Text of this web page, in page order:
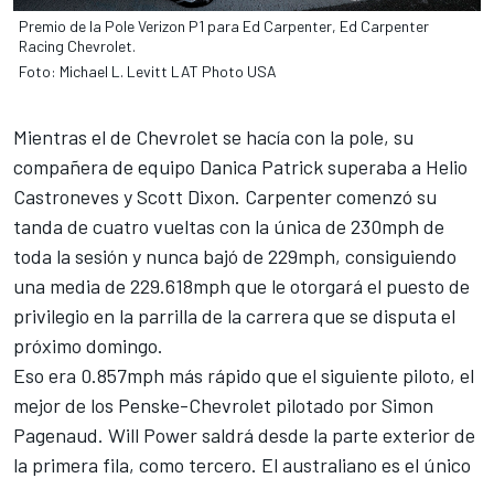
Premio de la Pole Verizon P1 para Ed Carpenter, Ed Carpenter
Racing Chevrolet.
Foto: Michael L. Levitt LAT Photo USA
Mientras el de Chevrolet se hacía con la pole, su
compañera de equipo Danica Patrick superaba a Helio
Castroneves y Scott Dixon. Carpenter comenzó su
tanda de cuatro vueltas con la única de 230mph de
toda la sesión y nunca bajó de 229mph, consiguiendo
una media de 229.618mph que le otorgará el puesto de
privilegio en la parrilla de la carrera que se disputa el
próximo domingo.
Eso era 0.857mph más rápido que el siguiente piloto, el
mejor de los Penske-Chevrolet pilotado por Simon
Pagenaud. Will Power saldrá desde la parte exterior de
la primera fila, como tercero. El australiano es el único